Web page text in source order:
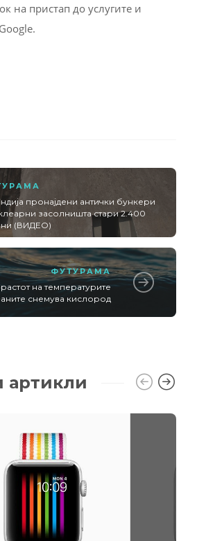
на пристап до услугите и
пронајдени антички бункери
засолништа стари 2.400
(ВИДЕО)
ФУТУРАМА
на температурите
снемува кислород
артикли